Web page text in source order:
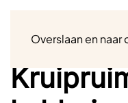
Overslaan en naar